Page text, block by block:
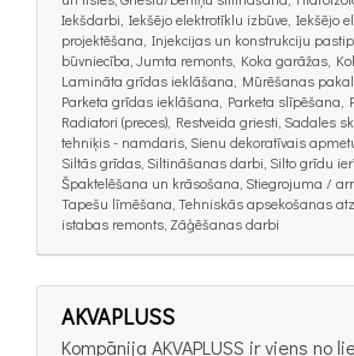
Iekšdarbi, Iekšējo elektrotīklu izbūve, Iekšējo
projektēšana, Injekcijas un konstrukciju
būvniecība, Jumta remonts, Koka garāžas,
Lamināta grīdas ieklāšana, Mūrēšanas
Parketa grīdas ieklāšana, Parketa slīpēšana,
Radiatori (preces), Restveida griesti, Sadales
tehniķis - namdaris, Sienu dekoratīvais
Siltās grīdas, Siltināšanas darbi, Silto grīdu
Špaktelēšana un krāsošana, Stiegrojuma /
Tapešu līmēšana, Tehniskās apsekošanas
istabas remonts, Zāģēšanas darbi
AKVAPLUSS
Kompānija AKVAPLUSS ir viens no